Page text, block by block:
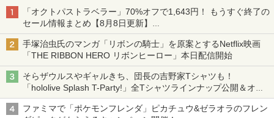
「オクトパストラベラー」70%オフで1,643円！ もうすぐ終了の
セール情報まとめ【8月8日更新】
ニンテンドーeショップでは「大神 絶景版」が67%オフで990円
手塚治虫氏のマンガ「リボンの騎士」を原案とするNetflix映画
「THE RIBBON HERO リボンヒーロー」本日配信開始
そらザウルスやギャルきち、団長の吉野家Tシャツも！
「hololive Splash T-Party!」全Tシャツラインナップ公開＆オン
ライン販売開始
ファミマで「ポケモンフレンダ」ピカチュウ&ゼラオラのフレン